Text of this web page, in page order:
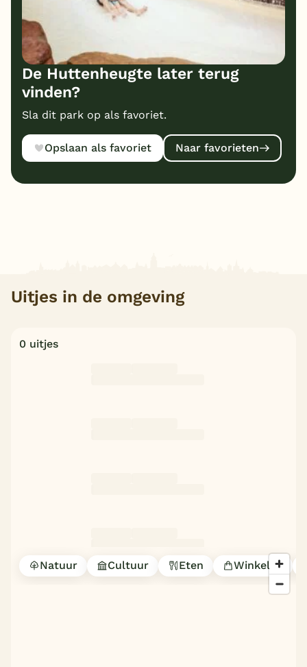
De Huttenheugte later terug
vinden?
Sla dit park op als favoriet.
Opslaan als favoriet Naar favorieten
Uitjes in de omgeving
0 uitjes
Natuur Cultuur Eten Winkelen